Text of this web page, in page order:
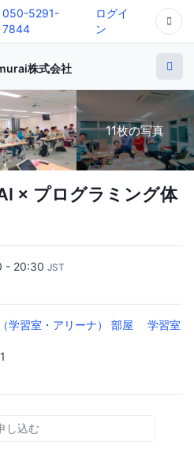
050-5291-
7844
ログイ
ン
株式会社
11枚の写真
× プログラミング体
- 20:30 JST
学習室・アリーナ） 部屋 学習室
し込む